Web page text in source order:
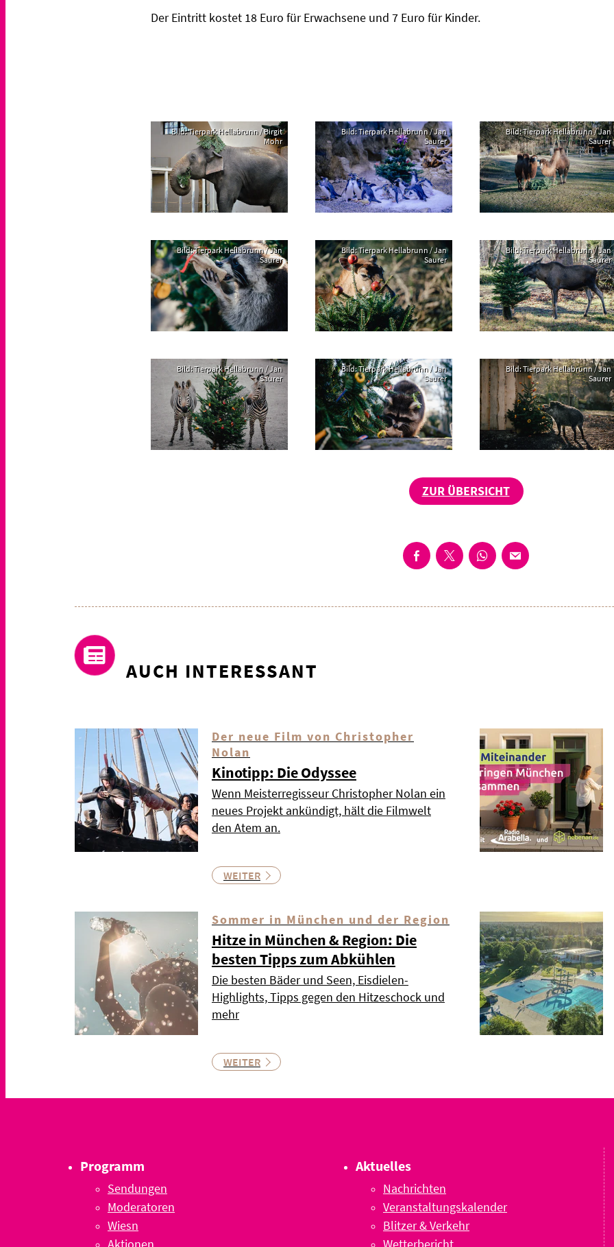
Der Eintritt kostet 18 Euro für Erwachsene und 7 Euro für Kinder.
Bild: Tierpark Hellabrunn / Birgit
Mohr
Bild: Tierpark Hellabrunn / Jan
Saurer
Bild: Tierpark Hellabrunn / Jan
Saurer
Bild: Tierpark Hellabrunn / Jan
Saurer
Bild: Tierpark Hellabrunn / Jan
Saurer
Bild: Tierpark Hellabrunn / Jan
Saurer
Bild: Tierpark Hellabrunn / Jan
Saurer
Bild: Tierpark Hellabrunn / Jan
Saurer
Bild: Tierpark Hellabrunn / Jan
Saurer
ZUR ÜBERSICHT
AUCH INTERESSANT
Der neue Film von Christopher
Nolan
Kinotipp: Die Odyssee
Wenn Meisterregisseur Christopher Nolan ein
neues Projekt ankündigt, hält die Filmwelt
den Atem an.
WEITER
Sommer in München und der Region
Hitze in München & Region: Die
besten Tipps zum Abkühlen
Die besten Bäder und Seen, Eisdielen-
Highlights, Tipps gegen den Hitzeschock und
mehr
WEITER
Programm
Sendungen
Moderatoren
Wiesn
Aktuelles
Nachrichten
Veranstaltungskalender
Blitzer & Verkehr